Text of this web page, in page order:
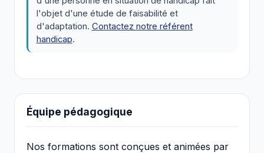
l'objet d'une étude de faisabilité et
d'adaptation. Contactez notre référent
handicap.
Équipe pédagogique
Nos formations sont conçues et animées par